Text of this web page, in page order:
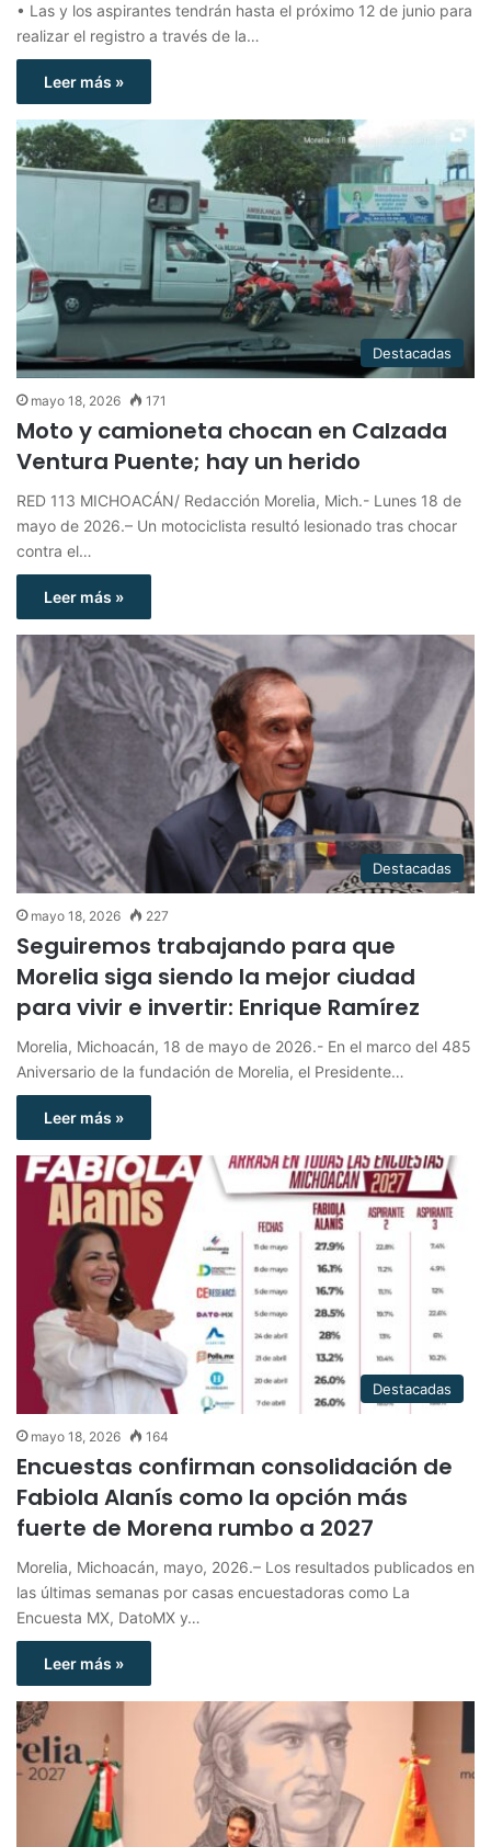
• Las y los aspirantes tendrán hasta el próximo 12 de junio para
realizar el registro a través de la…
Leer más »
Destacadas
mayo 18, 2026 171
Moto y camioneta chocan en Calzada
Ventura Puente; hay un herido
RED 113 MICHOACÁN/ Redacción Morelia, Mich.- Lunes 18 de
mayo de 2026.– Un motociclista resultó lesionado tras chocar
contra el…
Leer más »
Destacadas
mayo 18, 2026 227
Seguiremos trabajando para que
Morelia siga siendo la mejor ciudad
para vivir e invertir: Enrique Ramírez
Morelia, Michoacán, 18 de mayo de 2026.- En el marco del 485
Aniversario de la fundación de Morelia, el Presidente…
Leer más »
Destacadas
mayo 18, 2026 164
Encuestas confirman consolidación de
Fabiola Alanís como la opción más
fuerte de Morena rumbo a 2027
Morelia, Michoacán, mayo, 2026.– Los resultados publicados en
las últimas semanas por casas encuestadoras como La
Encuesta MX, DatoMX y…
Leer más »